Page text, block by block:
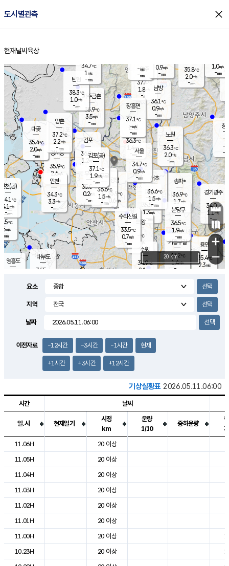
도시별관측 close
홈
현재날씨 육상
의도
℃
m/s
mm
영흥도
양주
37.4℃
1.8
-mm
과천
35.5℃
1.3m/s
- mm
용인
35.4℃
2.3m/s
경기광주
34.0℃
1.1m/s
-mm
1.3m/s
대부도
34.5
경서동
35.9℃
2.6 m/s
-mm
파주금촌
35.9℃
3.5m/s
-mm
35.8℃
2.0m/s
-mm
대곶
35.4℃
2.0m/s
-mm
창
-
-m/
-
탄현
38.3℃
1.0m/s
-mm
1.0m/s
-mm
의왕
- ℃
m/s
mm
김포
36.0℃
1.2 m/s
mm
광명
35.9 ℃
0.6 m/s
-mm
부천
35.0℃
0.2m/s
-mm
양촌
37.2℃
2.2m/s
-mm
구로
36.6℃
1.5m/s
-mm
은평
36.3℃
1.4 m/s
- mm
노원
36.3℃
2.0m/s
-mm
송파*
36.9℃
1.7m/s
-mm
서초
36.6℃
1.5m/s
-mm
남방
36.1℃
0.9m/s
-mm
기흥구갈
37.2℃
1.4m/s
-
수리산길
33.5℃
0.7m/s
-mm
분당구
36.5℃
1.9m/s
-mm
장흥면
37.1℃
-m/s
-mm
-m/s
-mm
인천(공)
34.1℃
4.1 m/s
-mm
김포(공)
37.1℃
1.9m/s
-mm
수원
34.9℃
2.1 m/s
인천
34.3℃
3.3m/s
-mm
서울
34.7℃
0.9m/s
-mm
34.7℃
1 m/s
-mm
0.9m/s
-mm
+
−
20 km
요소
지역
날짜
이전자료 -12시간 -3시간 -1시간 현재
+1시간 +3시간 +12시간
기상실황표 2026.05.11.06:00
도시별 기상실황표로 지점, 날씨, 기온, 강수, 바람, 기압등을 안내한 표입
시간 날씨
일.시 현재일기
시정
km
운량
1/10
중하운량
11.06H
20 이상
11.05H
20 이상
11.04H
20 이상
11.03H
20 이상
11.02H
20 이상
11.01H
20 이상
11.00H
20 이상
10.23H
20 이상